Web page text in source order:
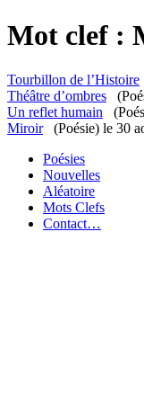
Mot clef :
Tourbillon de l’Histoire
Théâtre d’ombres
Un reflet humain
Miroir(Poésie) le 30
Poésies
Nouvelles
Aléatoire
Mots Clefs
Contact…